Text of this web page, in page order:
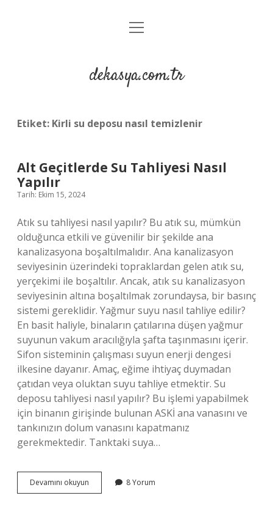
Anasayfa
Yasal Uyarı
menüyü
dekasya.com.tr
Etiket: Kirli su deposu nasıl temizlenir
Alt Geçitlerde Su Tahliyesi Nasıl
Yapılır
Tarih: Ekim 15, 2024
Atık su tahliyesi nasıl yapılır? Bu atık su, mümkün
olduğunca etkili ve güvenilir bir şekilde ana
kanalizasyona boşaltılmalıdır. Ana kanalizasyon
seviyesinin üzerindeki topraklardan gelen atık su,
yerçekimi ile boşaltılır. Ancak, atık su kanalizasyon
seviyesinin altına boşaltılmak zorundaysa, bir basınç
sistemi gereklidir. Yağmur suyu nasıl tahliye edilir?
En basit haliyle, binaların çatılarına düşen yağmur
suyunun vakum aracılığıyla şafta taşınmasını içerir.
Sifon sisteminin çalışması suyun enerji dengesi
ilkesine dayanır. Amaç, eğime ihtiyaç duymadan
çatıdan veya oluktan suyu tahliye etmektir. Su
deposu tahliyesi nasıl yapılır? Bu işlemi yapabilmek
için binanın girişinde bulunan ASKİ ana vanasını ve
tankınızın dolum vanasını kapatmanız
gerekmektedir. Tanktaki suya…
Devamını okuyun
Geçitlerde
8 Yorum